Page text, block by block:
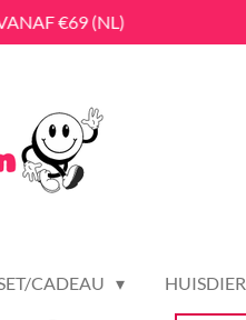
€69 (NL)
CADEAU HUISDIER